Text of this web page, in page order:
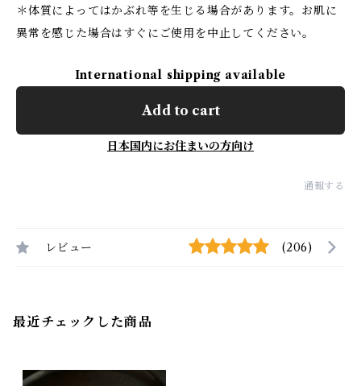
＊体質によってはかぶれ等を生じる場合があります。お肌に
異常を感じた場合はすぐにご使用を中止してください。
International shipping available
Add to cart
日本国内にお住まいの方向け
通報する
レビュー (206)
最近チェックした商品